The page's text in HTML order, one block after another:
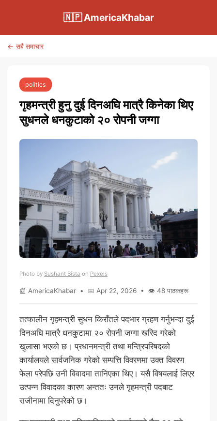
🇳🇵 AmericaKhabar
← सबै समाचार
politics
गृहमन्त्री हुनु दुई दिनअघि मात्रै किनेका थिए
सुधनले धनकुटाको २० रोपनी जग्गा
Photo by Sushant Bista on Pexels
📰 AmericaKhabar • 📅 Apr 22, 2026 • 👁 48 पाठकहरू
तत्कालीन गृहमन्त्री सुधन किराँतले पदभार ग्रहण गर्नुभन्दा दुई
दिनअघि मात्रै धनकुटामा २० रोपनी जग्गा खरिद गरेको
खुलासा भएको छ। प्रधानमन्त्री तथा मन्त्रिपरिषदको
कार्यालयले सार्वजनिक गरेको सम्पत्ति विवरणमा उक्त विवरण
फेला परेपछि उनी विवादमा तानिएका थिए। यसै विषयलाई लिएर
उत्पन्न विवादका कारण अन्ततः उनले गृहमन्त्री पदबाट
राजीनामा दिनुपरेको छ।